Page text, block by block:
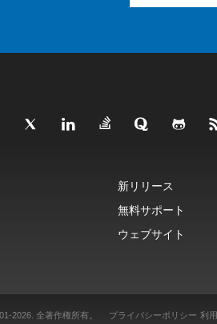
新リリース
無料サポート
ウェブサイト
2026. 全著作権所有。 プライバシーポリシー 利